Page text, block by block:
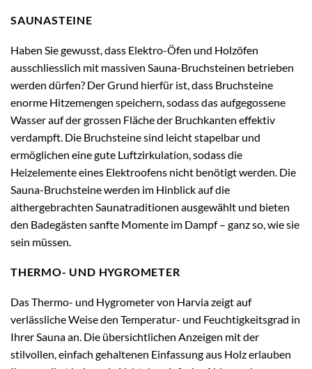
SAUNASTEINE
Haben Sie gewusst, dass Elektro-Öfen und Holzöfen
ausschliesslich mit massiven Sauna-Bruchsteinen betrieben
werden dürfen? Der Grund hierfür ist, dass Bruchsteine
enorme Hitzemengen speichern, sodass das aufgegossene
Wasser auf der grossen Fläche der Bruchkanten effektiv
verdampft. Die Bruchsteine sind leicht stapelbar und
ermöglichen eine gute Luftzirkulation, sodass die
Heizelemente eines Elektroofens nicht benötigt werden. Die
Sauna-Bruchsteine werden im Hinblick auf die
althergebrachten Saunatraditionen ausgewählt und bieten
den Badegästen sanfte Momente im Dampf – ganz so, wie sie
sein müssen.
THERMO- UND HYGROMETER
Das Thermo- und Hygrometer von Harvia zeigt auf
verlässliche Weise den Temperatur- und Feuchtigkeitsgrad in
Ihrer Sauna an. Die übersichtlichen Anzeigen mit der
stilvollen, einfach gehaltenen Einfassung aus Holz erlauben